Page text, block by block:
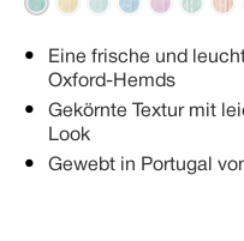
Eine frische und
Oxford-Hemds
Gekörnte Textur mit
Look
Gewebt in Portugal